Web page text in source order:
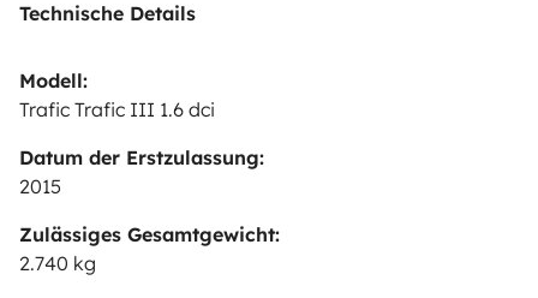
Technische Details
Modell:
Trafic Trafic III 1.6 dci
Datum der Erstzulassung:
2015
Zulässiges Gesamtgewicht:
2.740 kg